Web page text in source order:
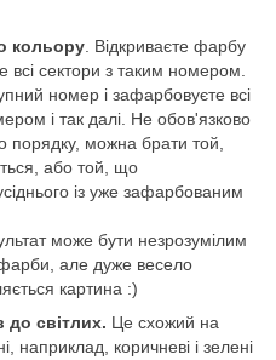
кольору . Відкриваєте фарбу
сектори з таким номером.
номер і зафарбовуєте всі
і так далі. Не обов'язково
порядку, можна брати той,
або той, що
із уже зафарбованим
може бути незрозумілим
але дуже весело
картина :)
до світлих. Це схожий на
наприклад, коричневі і зелені